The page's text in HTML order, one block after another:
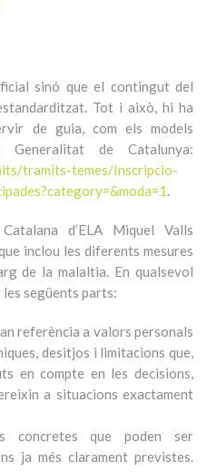
sinó que el contingut del
Tot i això, hi ha
de guia, com els models
de Catalunya:
tramits-temes/Inscripcio-
.
d’ELA Miquel Valls
inclou les diferents mesures
de la malaltia. En qualsevol
les següents parts:
referència a valors personals
desitjos i limitacions que,
en compte en les decisions,
a situacions exactament
concretes que poden ser
ja més clarament previstes.